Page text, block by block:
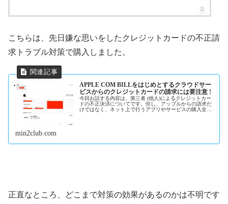
こちらは、先日嫌な思いをしたクレジットカードの不正請
求トラブル対策で購入しました。
APPLE COM BILLをはじめとするクラウドサー
ビスからのクレジットカードの請求には要注意 !
今回お話する内容は、第三者 (他人)によるクレジットカー
ドの不正決済についてです。但し、アップルからの請求だ
けではなく、ネット上で行うアプリやサービスの購入全般
min2club.com
正直なところ、どこまで対策の効果があるのかは不明です